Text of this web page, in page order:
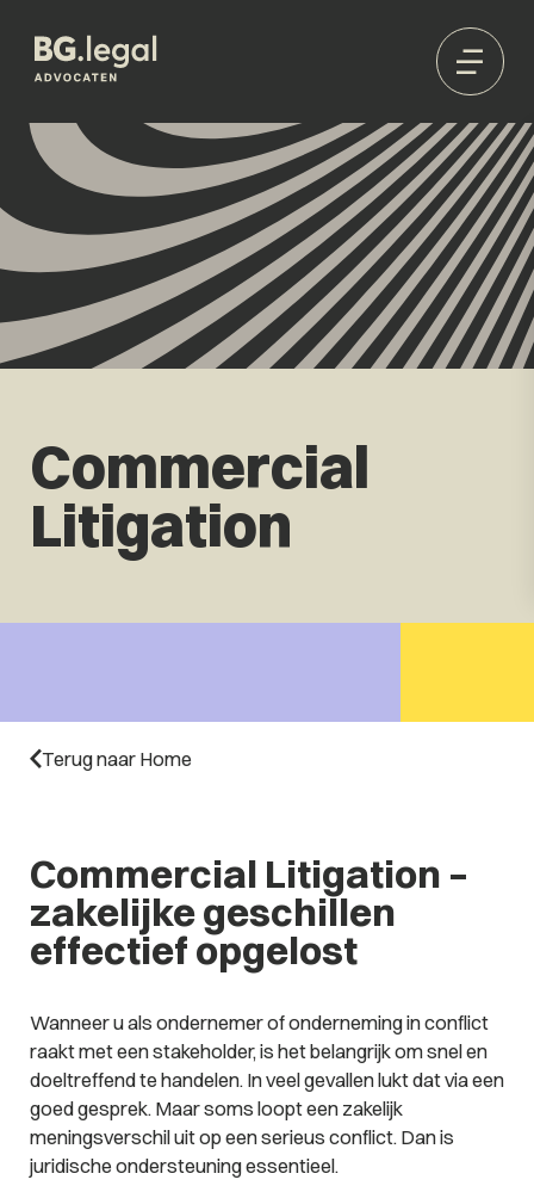
Commercial
Litigation
Terug naar Home
Commercial Litigation –
zakelijke geschillen
effectief opgelost
Wanneer u als ondernemer of onderneming in conflict
raakt met een stakeholder, is het belangrijk om snel en
doeltreffend te handelen. In veel gevallen lukt dat via een
goed gesprek. Maar soms loopt een zakelijk
meningsverschil uit op een serieus conflict. Dan is
juridische ondersteuning essentieel.